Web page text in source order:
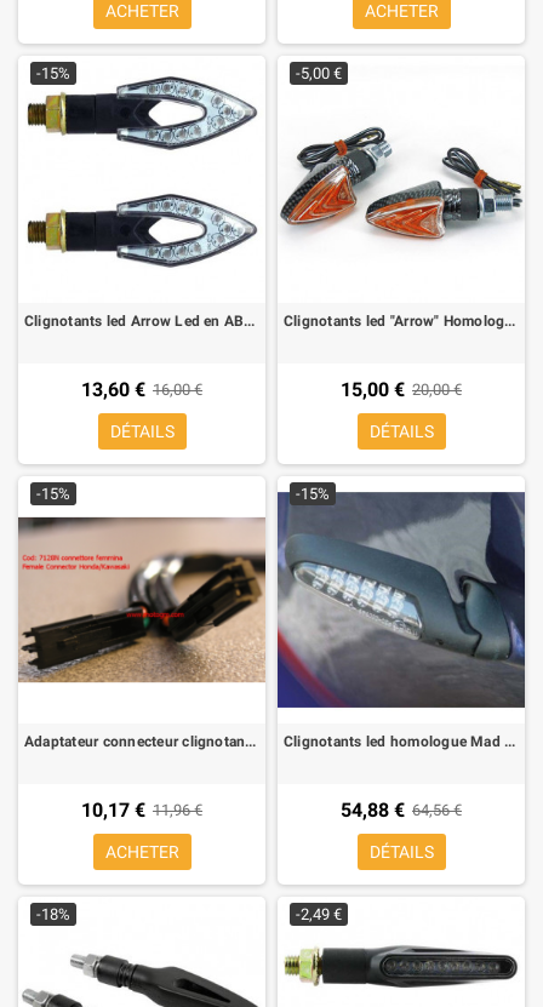
ACHETER ACHETER
-15%
Clignotants led Arrow Led en ABS Homologue, noire (2 pieces)
13,60 € 16,00 €
DÉTAILS
-5,00 €
Clignotants led "Arrow" Homologue carbon look (2 pieces)
15,00 € 20,00 €
DÉTAILS
-15%
Adaptateur connecteur clignotant motò giaponese pour Honda/Kawasaki, connecteur femelle
10,17 € 11,96 €
ACHETER
-15%
Clignotants led homologue Mad Doctor Aeroled
54,88 € 64,56 €
DÉTAILS
-18% -2,49 €